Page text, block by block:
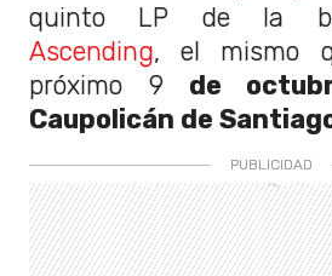
quinto LP de la
Ascending, el mismo
próximo 9de
Caupolicán de